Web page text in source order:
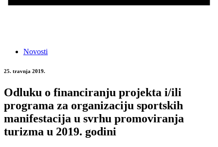
Novosti
25. travnja 2019.
Odluku o financiranju projekta i/ili
programa za organizaciju sportskih
manifestacija u svrhu promoviranja
turizma u 2019. godini